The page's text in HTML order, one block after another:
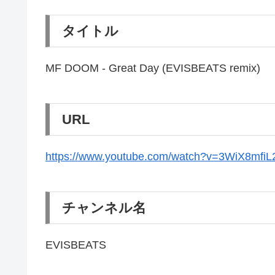
タイトル
MF DOOM - Great Day (EVISBEATS remix)
URL
https://www.youtube.com/
チャンネル名
EVISBEATS